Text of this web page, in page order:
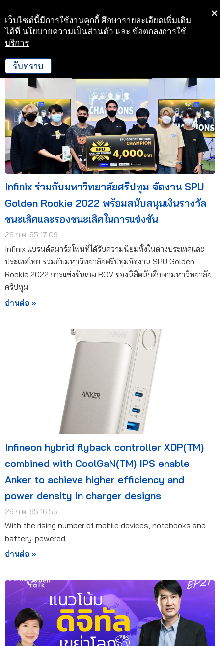
Skip
to
Infinix ร่วมกับมหาวิทยาลัยศรีปทุม จัดงาน SPU
Golden Rookie 2022 พร้อมสนับสนุนเงินรางวัล
ชนะเลิศและรองชนะเลิศในการแข่งขัน
26 ก.ค. 65 17:09
Infinix แบรนด์สมาร์ตโฟนที่ได้รับความนิยมทั้งในต่างประเทศและ
ประเทศไทย ร่วมกับมหาวิทยาลัยศรีปทุมจัดงาน SPU Golden
Rookie 2022 การแข่งขันเกม ROV ของนิสิตนักศึกษามหาวิทยาลัย
ศรีปทุม
อ่านต่อ »
Infineon hybrid flyback controller XDP(TM)
combined with CoolGaN(TM) IPS enable
Anker to achieve higher efficiency and
power density in charger designs
26 ก.ค. 65 16:55
With the rising number of mobile devices, notebooks and
battery-powered
อ่านต่อ »
เว็บไซต์นี้มีการใช้งานคุกกี้ ศึกษารายละเอียดเพิ่มเติม
ได้ที่ นโยบายความเป็นส่วนตัว และ ข้อตกลงการใช้
บริการ
รับทราบ